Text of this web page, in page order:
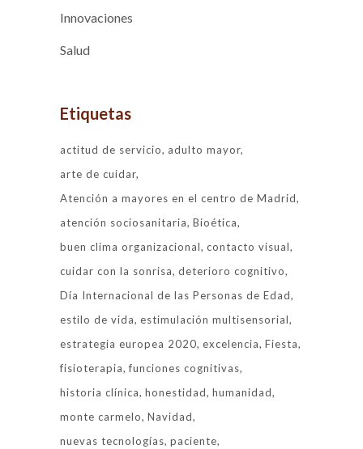
Innovaciones
Salud
Etiquetas
actitud de servicio
adulto mayor
arte de cuidar
Atención a mayores en el centro de Madrid
atención sociosanitaria Bioética
buen clima organizacional contacto visual
cuidar con la sonrisa deterioro cognitivo
Día Internacional de las Personas de Edad
estilo de vida estimulación multisensorial
estrategia europea 2020 excelencia Fiesta
fisioterapia funciones cognitivas
historia clínica honestidad humanidad
monte carmelo Navidad
nuevas tecnologías paciente